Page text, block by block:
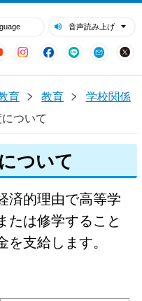
音声読み上げ
YouTubeInstagram
Facebook
LINE Mail
育 教育
学校関係
ついて
ついて
済的理由で高等学
たは修学すること
支給します。